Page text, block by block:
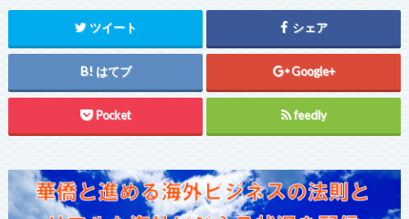
ツイート シェア
はてブ Google+
Pocket feedly